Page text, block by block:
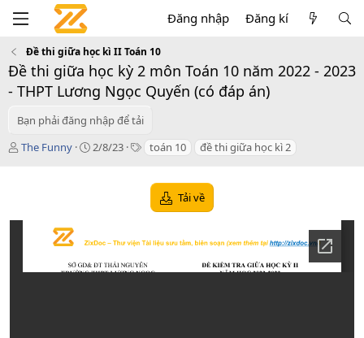
Đăng nhập Đăng kí
Đề thi giữa học kì II Toán 10
Đề thi giữa học kỳ 2 môn Toán 10 năm 2022 - 2023
- THPT Lương Ngọc Quyến (có đáp án)
Bạn phải đăng nhập để tải
T
ả
The Funny
C
n
d
2/8/23
T toán 10 đề thi giữa học kì 2
Tải về